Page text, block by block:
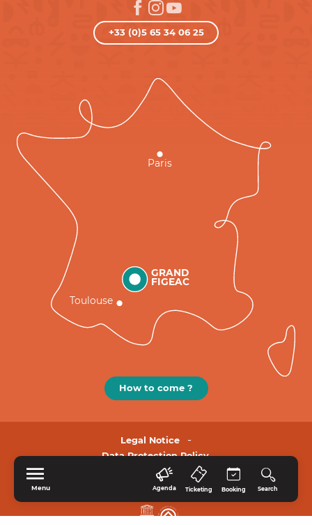
Menu Agenda Ticketing Booking Search
+33 (0)5 65 34 06 25
GRAND
FIGEAC
Toulouse
Paris
How to come ?
Legal Notice
Data Protection Policy.